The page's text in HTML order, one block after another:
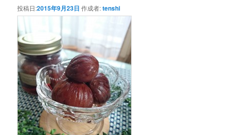
投稿日:2015年9月23日 作成者:tenshi